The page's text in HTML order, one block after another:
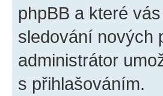
phpBB a které
sledování nových
administrátor
s přihlašováním.